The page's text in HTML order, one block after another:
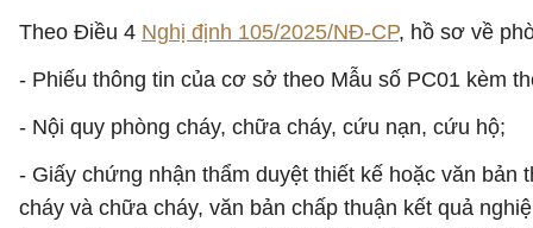
Theo Điều 4 Nghị định 105/2025/NĐ-CP, hồ sơ về
- Phiếu thông tin của cơ sở theo Mẫu số PC01 kèm
- Nội quy phòng cháy, chữa cháy, cứu nạn, cứu hộ;
- Giấy chứng nhận thẩm duyệt thiết kế hoặc văn bản
cháy và chữa cháy, văn bản chấp thuận kết quả